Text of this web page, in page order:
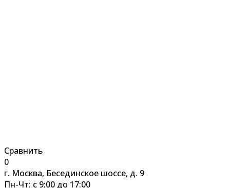
Сравнить
0
г. Москва, Бесединское шоссе, д. 9
Пн-Чт: с 9:00 до 17:00